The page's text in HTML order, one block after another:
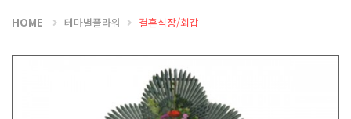
HOME 테마별플라워 결혼식장/회갑